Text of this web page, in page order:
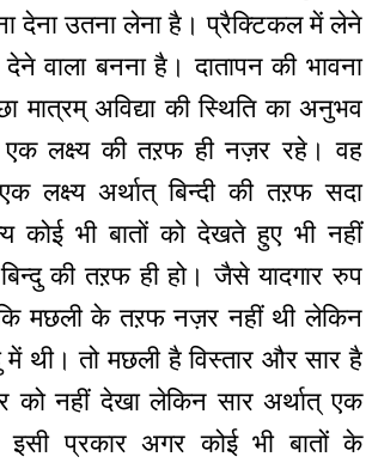
देना उतना लेना है। प्रैक्टिकल में लेने
वाला बनना है। दातापन की भावना
मात्रम् अविद्या की स्थिति का अनुभव
एक लक्ष्य की तऱफ ही नज़र रहे। वह
लक्ष्य अर्थात् बिन्दी की तऱफ सदा
कोई भी बातों को देखते हुए भी नहीं
की तऱफ ही हो। जैसे यादगार रुप
कि मछली के तऱफ नज़र नहीं थी लेकिन
थी। तो मछली है विस्तार और सार है
को नहीं देखा लेकिन सार अर्थात् एक
इसी प्रकार अगर कोई भी बातों के